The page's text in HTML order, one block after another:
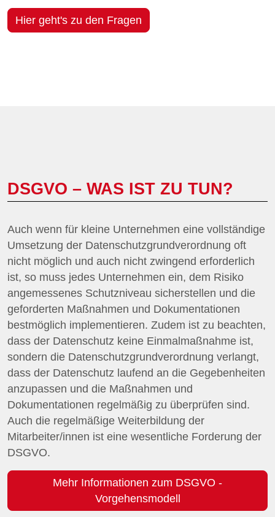
Hier geht's zu den Fragen
DSGVO – WAS IST ZU TUN?
Auch wenn für kleine Unternehmen eine vollständige
Umsetzung der Datenschutzgrundverordnung oft
nicht möglich und auch nicht zwingend erforderlich
ist, so muss jedes Unternehmen ein, dem Risiko
angemessenes Schutzniveau sicherstellen und die
geforderten Maßnahmen und Dokumentationen
bestmöglich implementieren. Zudem ist zu beachten,
dass der Datenschutz keine Einmalmaßnahme ist,
sondern die Datenschutzgrundverordnung verlangt,
dass der Datenschutz laufend an die Gegebenheiten
anzupassen und die Maßnahmen und
Dokumentationen regelmäßig zu überprüfen sind.
Auch die regelmäßige Weiterbildung der
Mitarbeiter/innen ist eine wesentliche Forderung der
DSGVO.
Mehr Informationen zum DSGVO -
Vorgehensmodell